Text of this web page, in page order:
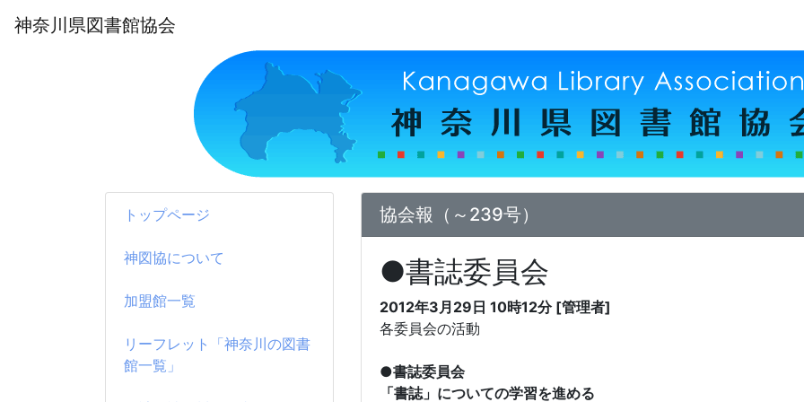
神奈川県図書館協会
トップページ
神図協について
加盟館一覧
リーフレット「神奈川の図書
館一覧」
協会報（～239号）
●書誌委員会
2012年3月29日 10時12分 [管理者]
各委員会の活動
●書誌委員会
「書誌」についての学習を進める